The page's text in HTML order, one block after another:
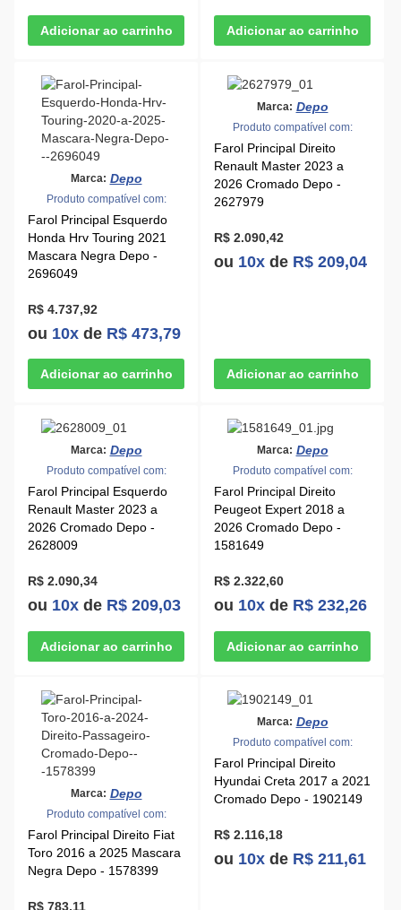
Marca: Depo
Produto compatível com:
Farol Principal Esquerdo
Honda Hrv Touring 2021
Mascara Negra Depo -
2696049
R$ 4.737,92
ou 10x de R$ 473,79
Marca: Depo
Produto compatível com:
Farol Principal Direito
Renault Master 2023 a
2026 Cromado Depo -
2627979
R$ 2.090,42
ou 10x de R$ 209,04
Marca: Depo
Produto compatível com:
Farol Principal Esquerdo
Renault Master 2023 a
2026 Cromado Depo -
2628009
R$ 2.090,34
ou 10x de R$ 209,03
Marca: Depo
Produto compatível com:
Farol Principal Direito
Peugeot Expert 2018 a
2026 Cromado Depo -
1581649
R$ 2.322,60
ou 10x de R$ 232,26
Marca: Depo
Produto compatível com:
Farol Principal Direito Fiat
Toro 2016 a 2025 Mascara
Negra Depo - 1578399
R$ 783,11
Marca: Depo
Produto compatível com:
Farol Principal Direito
Hyundai Creta 2017 a 2021
Cromado Depo - 1902149
R$ 2.116,18
ou 10x de R$ 211,61